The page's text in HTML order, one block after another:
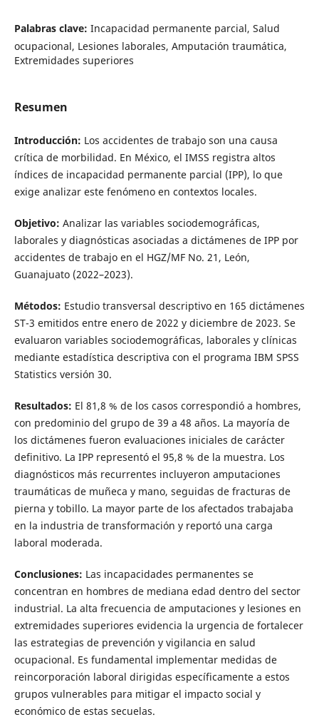
Palabras clave: Incapacidad permanente parcial, Salud
ocupacional, Lesiones laborales, Amputación traumática,
Extremidades superiores
Resumen
Introducción: Los accidentes de trabajo son una causa
crítica de morbilidad. En México, el IMSS registra altos
índices de incapacidad permanente parcial (IPP), lo que
exige analizar este fenómeno en contextos locales.
Objetivo: Analizar las variables sociodemográficas,
laborales y diagnósticas asociadas a dictámenes de IPP por
accidentes de trabajo en el HGZ/MF No. 21, León,
Guanajuato (2022–2023).
Métodos: Estudio transversal descriptivo en 165 dictámenes
ST-3 emitidos entre enero de 2022 y diciembre de 2023. Se
evaluaron variables sociodemográficas, laborales y clínicas
mediante estadística descriptiva con el programa IBM SPSS
Statistics versión 30.
Resultados: El 81,8 % de los casos correspondió a hombres,
con predominio del grupo de 39 a 48 años. La mayoría de
los dictámenes fueron evaluaciones iniciales de carácter
definitivo. La IPP representó el 95,8 % de la muestra. Los
diagnósticos más recurrentes incluyeron amputaciones
traumáticas de muñeca y mano, seguidas de fracturas de
pierna y tobillo. La mayor parte de los afectados trabajaba
en la industria de transformación y reportó una carga
laboral moderada.
Conclusiones: Las incapacidades permanentes se
concentran en hombres de mediana edad dentro del sector
industrial. La alta frecuencia de amputaciones y lesiones en
extremidades superiores evidencia la urgencia de fortalecer
las estrategias de prevención y vigilancia en salud
ocupacional. Es fundamental implementar medidas de
reincorporación laboral dirigidas específicamente a estos
grupos vulnerables para mitigar el impacto social y
económico de estas secuelas.